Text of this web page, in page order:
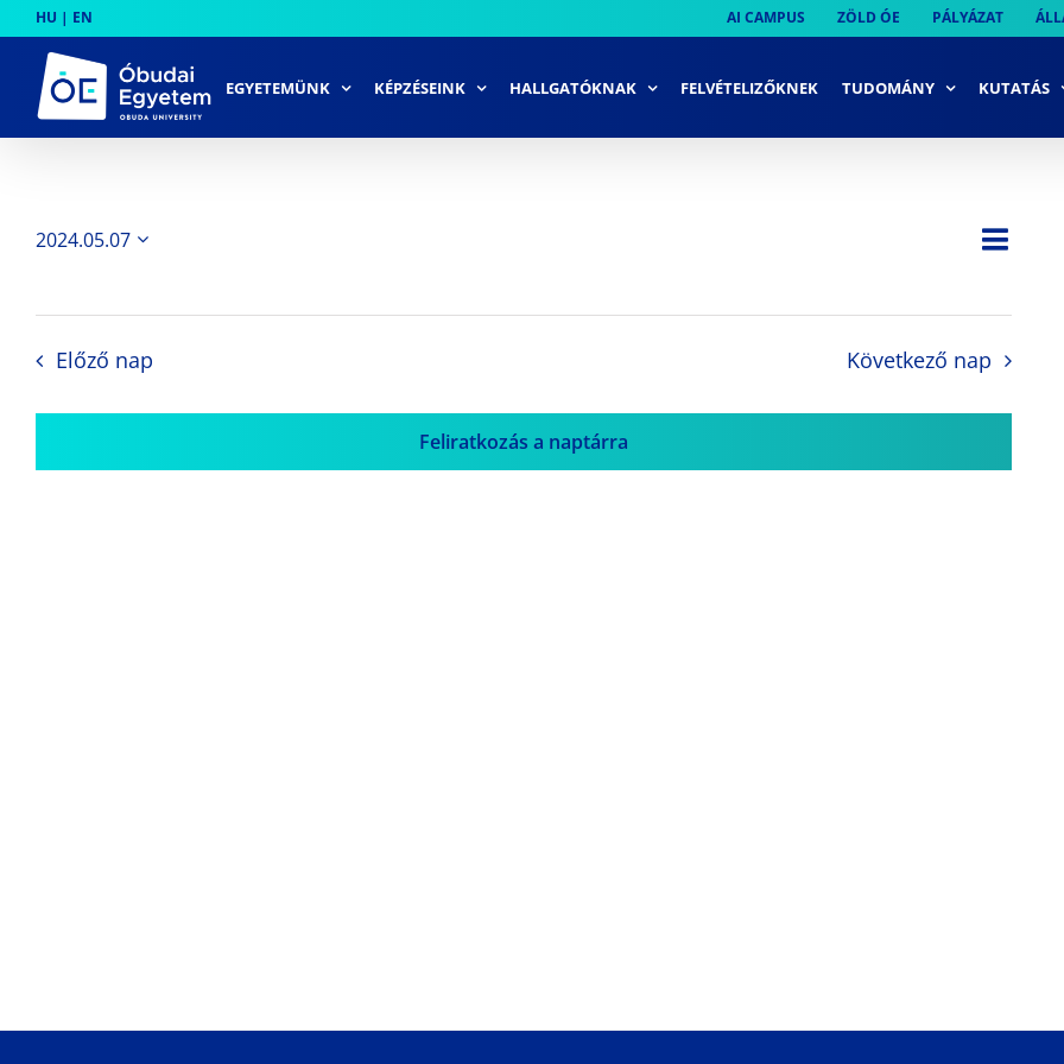
to
content
HU | EN AI CAMPUS ZÖLD ÓE PÁLYÁZAT
EGYETEMÜNK KÉPZÉSEINK HALLGATÓKNAK FELVÉTELIZŐKNEK TUDOMÁNY KUTATÁS
Nap
2024.05.07
Előző nap Következő nap
Feliratkozás a naptárra